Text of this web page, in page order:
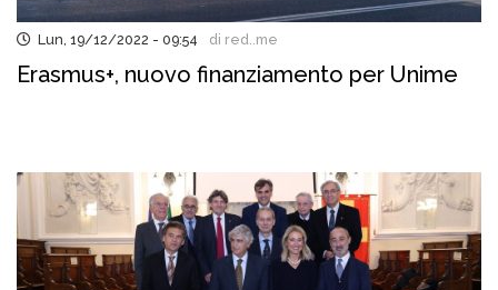
Lun, 19/12/2022 - 09:54 di red..me
Erasmus+, nuovo finanziamento per Unime